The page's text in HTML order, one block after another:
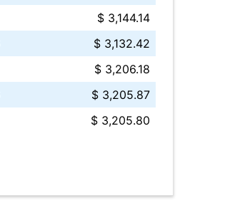
$ 3,144.14
$ 3,132.42
$ 3,206.18
$ 3,205.87
$ 3,205.80